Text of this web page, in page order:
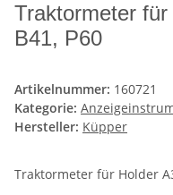
Traktormeter
B41, P60
Artikelnummer: 160721
Kategorie:
Hersteller: Küpper
Traktormeter für Holder